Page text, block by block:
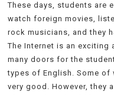
These days, students are
watch foreign movies,
rock musicians, and they
The Internet is an exciting
many doors for the
types of English. Some of
very good. However, they